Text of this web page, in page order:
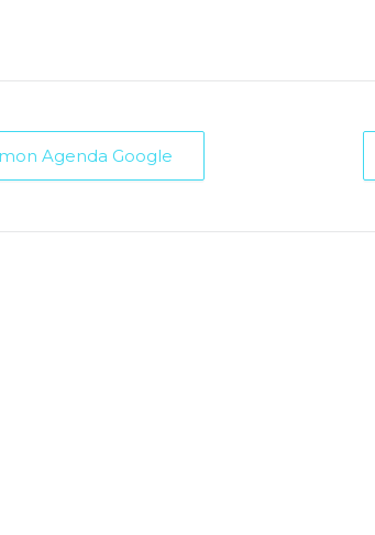
Agenda Google